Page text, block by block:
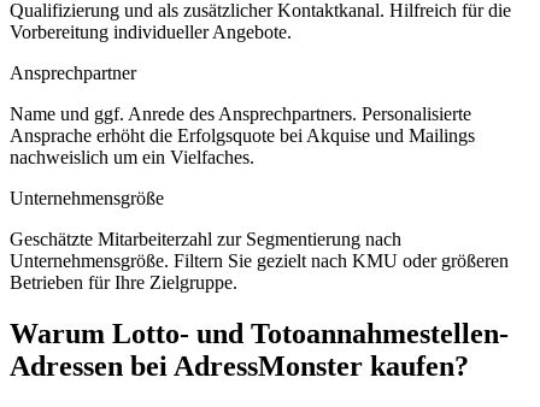
Qualifizierung und als zusätzlicher Kontaktkanal. Hilfreich für die
Vorbereitung individueller Angebote.
Ansprechpartner
Name und ggf. Anrede des Ansprechpartners. Personalisierte
Ansprache erhöht die Erfolgsquote bei Akquise und Mailings
nachweislich um ein Vielfaches.
Unternehmensgröße
Geschätzte Mitarbeiterzahl zur Segmentierung nach
Unternehmensgröße. Filtern Sie gezielt nach KMU oder größeren
Betrieben für Ihre Zielgruppe.
Warum Lotto- und Totoannahmestellen-
Adressen bei AdressMonster kaufen?